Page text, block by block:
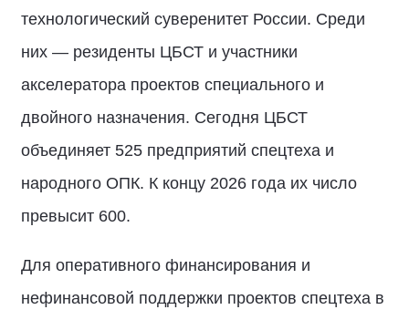
технологический суверенитет России. Среди
них — резиденты ЦБСТ и участники
акселератора проектов специального и
двойного назначения. Сегодня ЦБСТ
объединяет 525 предприятий спецтеха и
народного ОПК. К концу 2026 года их число
превысит 600.
Для оперативного финансирования и
нефинансовой поддержки проектов спецтеха в